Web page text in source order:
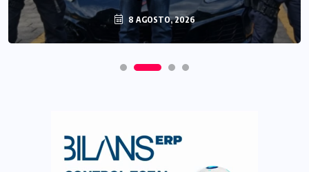
8 AGOSTO, 2026